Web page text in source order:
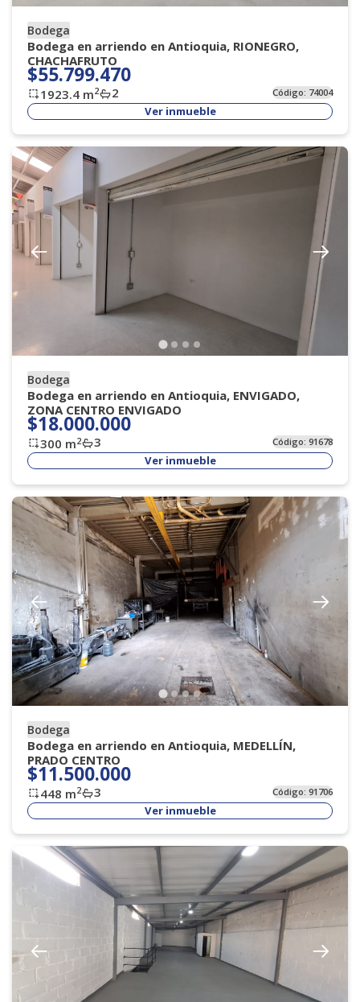
Bodega
Bodega en arriendo en Antioquia, RIONEGRO,
CHACHAFRUTO
$55.799.470
1923.4m2 2 Código: 74004
Ver inmueble
Bodega
Bodega en arriendo en Antioquia, ENVIGADO,
ZONA CENTRO ENVIGADO
$18.000.000
300 m2 3 Código:91678
Ver inmueble
Bodega
Bodega en arriendo en Antioquia, MEDELLÍN,
PRADO CENTRO
$11.500.000
448 m2 3 Código:91706
Ver inmueble